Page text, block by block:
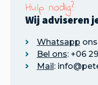
Hulp nodig?
Wij adviseren
Whatsapp
Bel ons: +06
Mail :